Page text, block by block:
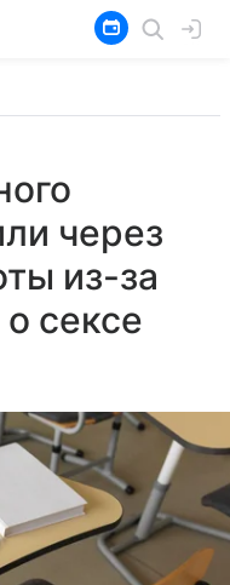
через
из-за
сексе